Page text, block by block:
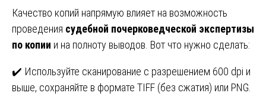
Качество копий напрямую влияет на возможность
проведения судебной почерковедческой экспертизы
по копии и на полноту выводов. Вот что нужно сделать:
✔️ Используйте сканирование с разрешением 600 dpi и
выше, сохраняйте в формате TIFF (без сжатия) или PNG.